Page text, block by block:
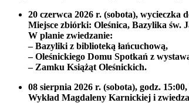
20 czerwca 2026 r. (sobota), wycieczka
Miejsce zbiórki: Oleśnica, Bazylika św.
W planie zwiedzanie:
– Bazyliki z biblioteką łańcuchową,
– Oleśnickiego Domu Spotkań z
– Zamku Książąt Oleśnickich.
08 sierpnia 2026 r. (sobota), godz.
Wykład Magdaleny Karnickiej i